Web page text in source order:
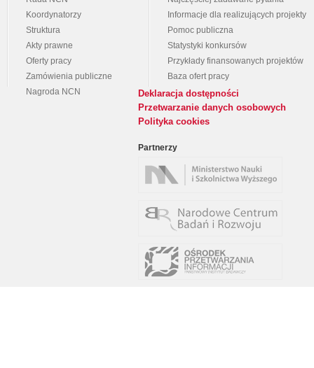
Koordynatorzy
Struktura
Akty prawne
Oferty pracy
Zamówienia publiczne
Nagroda NCN
Informacje dla realizujących projekty
Pomoc publiczna
Statystyki konkursów
Przykłady finansowanych projektów
Baza ofert pracy
Deklaracja dostępności
Przetwarzanie danych osobowych
Polityka cookies
Partnerzy